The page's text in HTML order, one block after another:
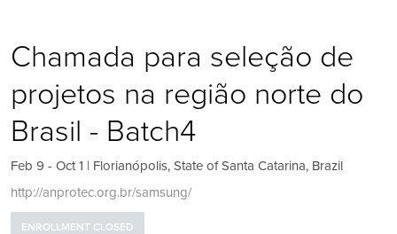
Chamada para seleção de
projetos na região norte do
Brasil - Batch4
Feb 9 - Oct 1 | Florianópolis, State of Santa Catarina, Brazil
http://anprotec.org.br/samsung/
ENROLLMENT CLOSED